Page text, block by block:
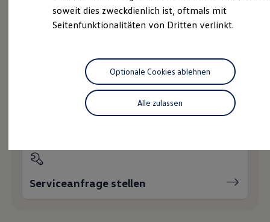
Driving Experience
Volkswagen entdecken
Lifestyle Shop
T-Roc Kollektion
Golf Kollektion
ID. Kollektion
Volkswagen Kollektion
R-Kollektion
Besitzer und Service
myVolkswagen
Software Updates
Servicetermin buchen
Serviceanfrage stellen
soweit dies zweckdienlich ist, oftmals mit
Seitenfunktionalitäten von Dritten verlinkt.
Alle zulassen
Optionale Cookies ablehnen